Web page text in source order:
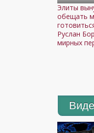
Элиты
обещать
Руслан
мирных